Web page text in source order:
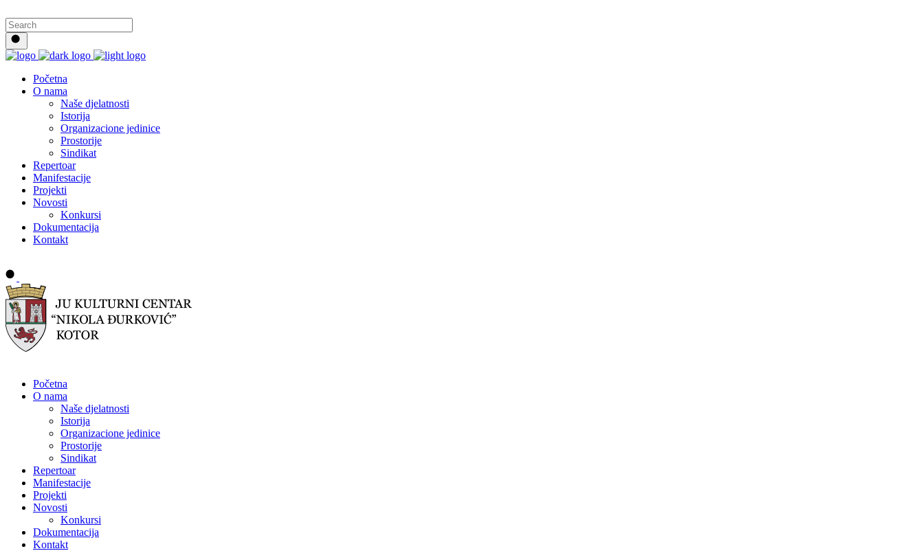
Početna
O nama
Naše djelatnosti
Istorija
Organizacione jedinice
Prostorije
Sindikat
Repertoar
Manifestacije
Projekti
Novosti
Konkursi
Dokumentacija
Kontakt
Početna
O nama
Naše djelatnosti
Istorija
Organizacione jedinice
Prostorije
Sindikat
Repertoar
Manifestacije
Projekti
Novosti
Konkursi
Dokumentacija
Kontakt